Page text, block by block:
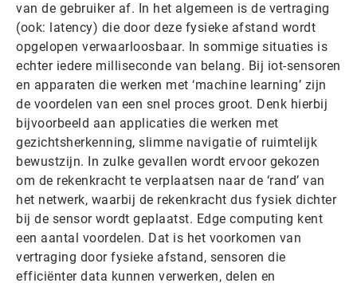
van de gebruiker af. In het algemeen is de vertraging
(ook: latency) die door deze fysieke afstand wordt
opgelopen verwaarloosbaar. In sommige situaties is
echter iedere milliseconde van belang. Bij iot-sensoren
en apparaten die werken met ‘machine learning’ zijn
de voordelen van een snel proces groot. Denk hierbij
bijvoorbeeld aan applicaties die werken met
gezichtsherkenning, slimme navigatie of ruimtelijk
bewustzijn. In zulke gevallen wordt ervoor gekozen
om de rekenkracht te verplaatsen naar de ‘rand’ van
het netwerk, waarbij de rekenkracht dus fysiek dichter
bij de sensor wordt geplaatst. Edge computing kent
een aantal voordelen. Dat is het voorkomen van
vertraging door fysieke afstand, sensoren die
efficiënter data kunnen verwerken, delen en